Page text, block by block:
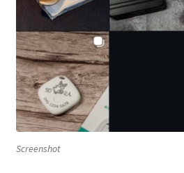
Screenshot